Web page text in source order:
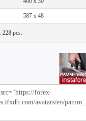
587 x 48
228 pcs.